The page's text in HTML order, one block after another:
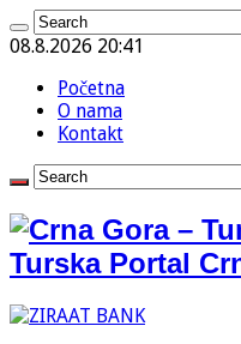
08.8.2026 20:41
Početna
O nama
Kontakt
Turska Portal